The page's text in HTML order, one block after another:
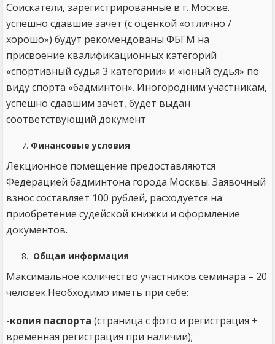
Соискатели, зарегистрированные в г. Москве.
успешно сдавшие зачет (с оценкой «отлично /
хорошо») будут рекомендованы ФБГМ на
присвоение квалификационных категорий
«спортивный судья 3 категории» и «юный судья» по
виду спорта «бадминтон». Иногородним участникам,
успешно сдавшим зачет, будет выдан
соответствующий документ
Финансовые условия
Лекционное помещение предоставляются
Федерацией бадминтона города Москвы. Заявочный
взнос составляет 100 рублей, расходуется на
приобретение судейской книжки и оформление
документов.
Общая информация
Максимальное количество участников семинара – 20
человек.Необходимо иметь при себе:
-копия паспорта (страница с фото и регистрация +
временная регистрация при наличии);